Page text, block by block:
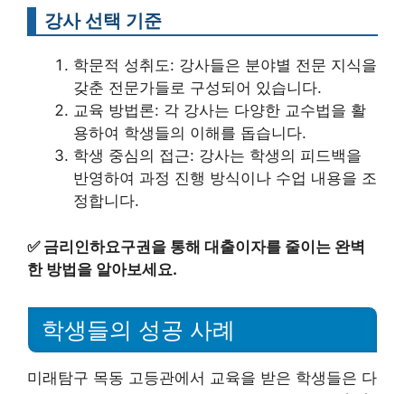
강사 선택 기준
학문적 성취도: 강사들은 분야별 전문 지식을
갖춘 전문가들로 구성되어 있습니다.
교육 방법론: 각 강사는 다양한 교수법을 활
용하여 학생들의 이해를 돕습니다.
학생 중심의 접근: 강사는 학생의 피드백을
반영하여 과정 진행 방식이나 수업 내용을 조
정합니다.
✅ 금리인하요구권을 통해 대출이자를 줄이는 완벽
한 방법을 알아보세요.
학생들의 성공 사례
미래탐구 목동 고등관에서 교육을 받은 학생들은 다